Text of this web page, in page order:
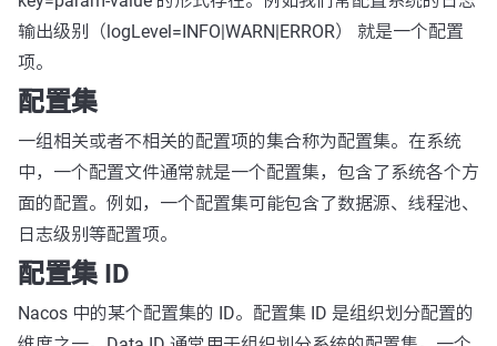
输出级别（logLevel=INFO|WARN|ERROR） 就是一个配置
项。
配置集
一组相关或者不相关的配置项的集合称为配置集。在系统
中，一个配置文件通常就是一个配置集，包含了系统各个方
面的配置。例如，一个配置集可能包含了数据源、线程池、
日志级别等配置项。
配置集 ID
Nacos 中的某个配置集的 ID。配置集 ID 是组织划分配置的